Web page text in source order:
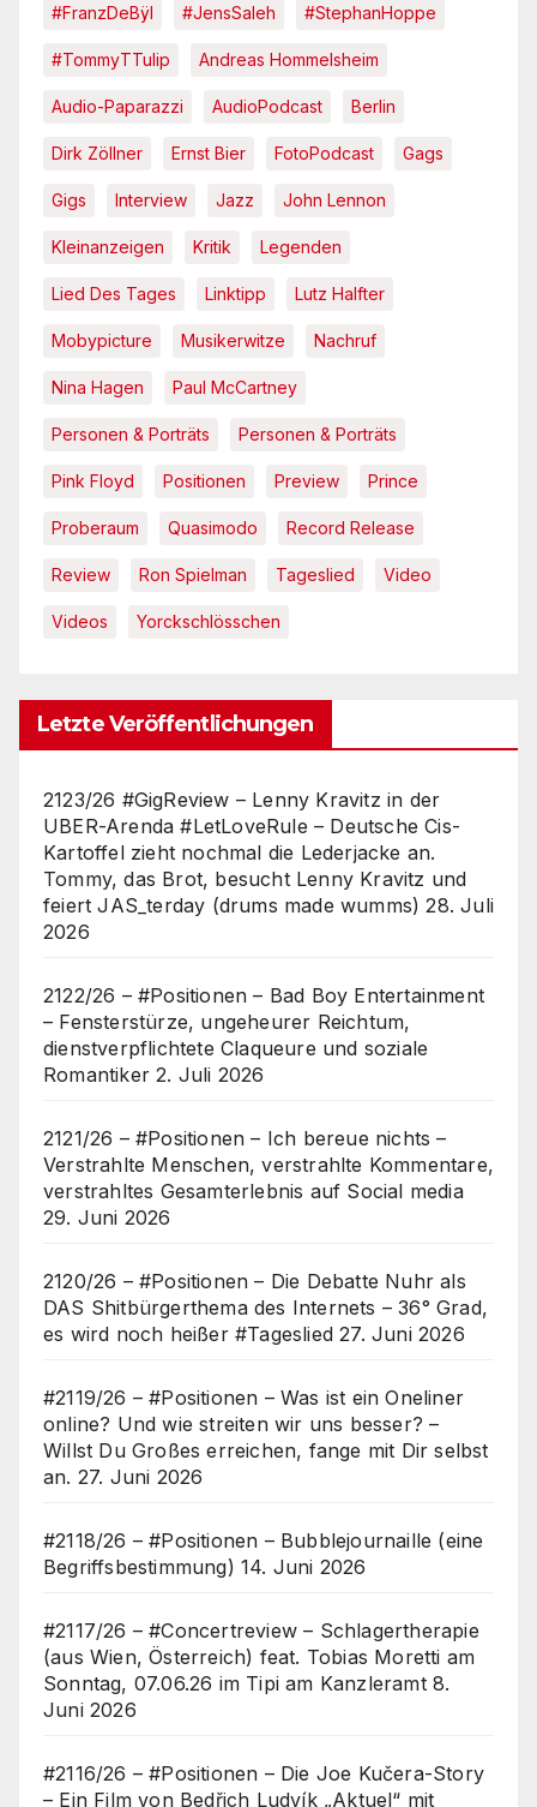
#FranzDeBÿl #JensSaleh #StephanHoppe
#TommyTTulip Andreas Hommelsheim
Audio-Paparazzi AudioPodcast Berlin
Dirk Zöllner Ernst Bier FotoPodcast Gags
Gigs Interview Jazz John Lennon
Kleinanzeigen Kritik Legenden
Lied Des Tages Linktipp Lutz Halfter
Mobypicture Musikerwitze Nachruf
Nina Hagen Paul McCartney
Personen & Porträts Personen & Porträts
Pink Floyd Positionen Preview Prince
Proberaum Quasimodo Record Release
Review Ron Spielman Tageslied Video
Videos Yorckschlösschen
Letzte Veröffentlichungen
2123/26 #GigReview – Lenny Kravitz in der
UBER-Arenda #LetLoveRule – Deutsche Cis-
Kartoffel zieht nochmal die Lederjacke an.
Tommy, das Brot, besucht Lenny Kravitz und
feiert JAS_terday (drums made wumms) 28. Juli
2026
2122/26 – #Positionen – Bad Boy Entertainment
– Fensterstürze, ungeheurer Reichtum,
dienstverpflichtete Claqueure und soziale
Romantiker 2. Juli 2026
2121/26 – #Positionen – Ich bereue nichts –
Verstrahlte Menschen, verstrahlte Kommentare,
verstrahltes Gesamterlebnis auf Social media
29. Juni 2026
2120/26 – #Positionen – Die Debatte Nuhr als
DAS Shitbürgerthema des Internets – 36° Grad,
es wird noch heißer #Tageslied 27. Juni 2026
#2119/26 – #Positionen – Was ist ein Oneliner
online? Und wie streiten wir uns besser? –
Willst Du Großes erreichen, fange mit Dir selbst
an. 27. Juni 2026
#2118/26 – #Positionen – Bubblejournaille (eine
Begriffsbestimmung) 14. Juni 2026
#2117/26 – #Concertreview – Schlagertherapie
(aus Wien, Österreich) feat. Tobias Moretti am
Sonntag, 07.06.26 im Tipi am Kanzleramt 8.
Juni 2026
#2116/26 – #Positionen – Die Joe Kučera-Story
– Ein Film von Bedřich Ludvík „Aktuel“ mit